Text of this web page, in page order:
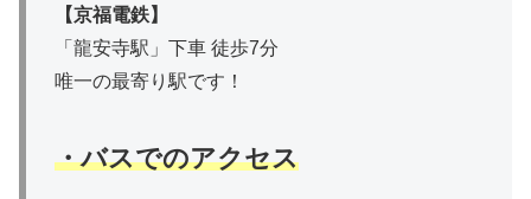
【京福電鉄】
「龍安寺駅」下車 徒歩7分
唯一の最寄り駅です！
・バスでのアクセス